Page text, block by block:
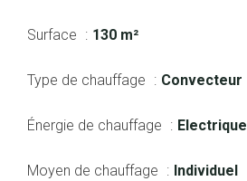
Surface 130 m²
Type de chauffage Convecteur
Énergie de chauffage Electrique
Moyen de chauffage Individuel